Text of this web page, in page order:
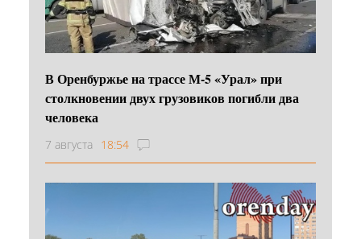
В Оренбуржье на трассе М-5 «Урал» при
столкновении двух грузовиков погибли два
человека
7 августа 18:54